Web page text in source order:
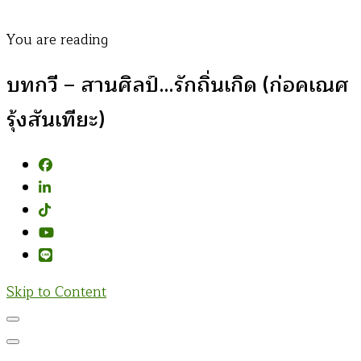
You are reading
บทกวี – สานศิลป์…รักถิ่นเกิด (ก่อคเณศ
รุ้งสันเทียะ)
Skip to Content